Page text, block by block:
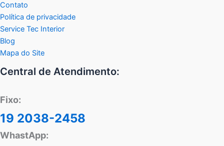
Contato
Política de privacidade
Service Tec Interior
Blog
Mapa do Site
Central de Atendimento:
Fixo:
19 2038-2458
WhastApp: